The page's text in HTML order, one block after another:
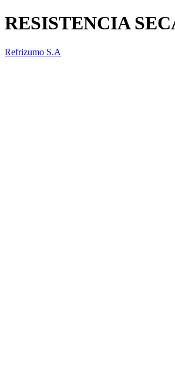
RESISTENCIA
Refrizumo S.A